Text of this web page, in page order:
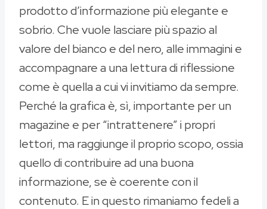
prodotto d’informazione più elegante e
sobrio. Che vuole lasciare più spazio al
valore del bianco e del nero, alle immagini e
accompagnare a una lettura di riflessione
come è quella a cui vi invitiamo da sempre.
Perché la grafica è, sì, importante per un
magazine e per “intrattenere” i propri
lettori, ma raggiunge il proprio scopo, ossia
quello di contribuire ad una buona
informazione, se è coerente con il
contenuto. E in questo rimaniamo fedeli a